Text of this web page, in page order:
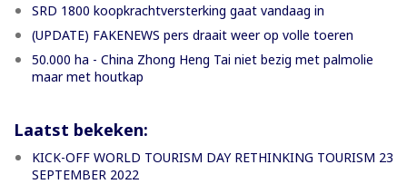
SRD 1800 koopkrachtversterking gaat vandaag in
(UPDATE) FAKENEWS pers draait weer op volle toeren
50.000 ha - China Zhong Heng Tai niet bezig met palmolie
maar met houtkap
Laatst bekeken:
KICK-OFF WORLD TOURISM DAY RETHINKING TOURISM 23
SEPTEMBER 2022